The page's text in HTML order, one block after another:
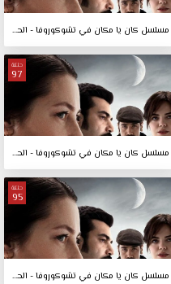
مسلسل كان يا مكان في تشوكوروفا - الحلقة 99
حلقة
97
مسلسل كان يا مكان في تشوكوروفا - الحلقة 97
حلقة
95
مسلسل كان يا مكان في تشوكوروفا - الحلقة 95